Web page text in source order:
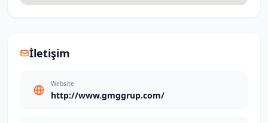
İletişim
Website
http://www.gmggrup.com/